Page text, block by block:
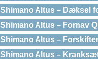
Shimano Altus – Dæksel
Shimano Altus – Fornav
Shimano Altus –
Shimano Altus –